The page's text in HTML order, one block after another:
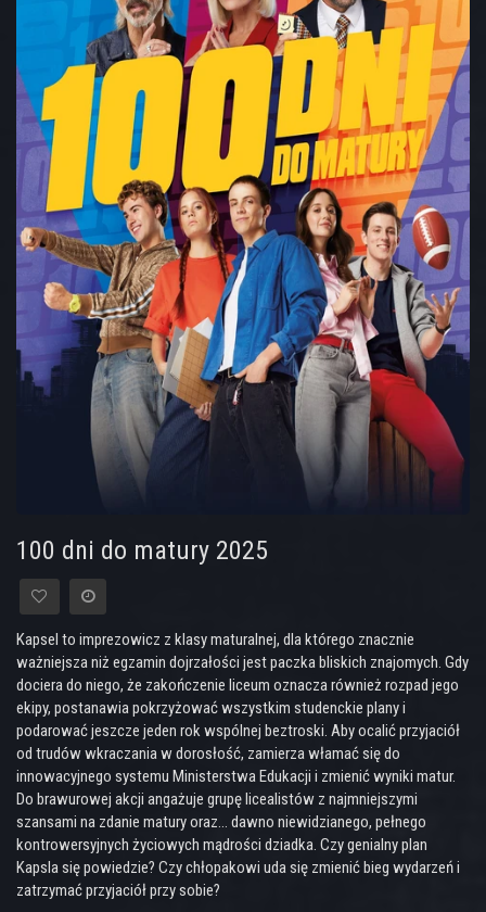
100 dni do matury 2025
Kapsel to imprezowicz z klasy maturalnej, dla którego znacznie
ważniejsza niż egzamin dojrzałości jest paczka bliskich znajomych. Gdy
dociera do niego, że zakończenie liceum oznacza również rozpad jego
ekipy, postanawia pokrzyżować wszystkim studenckie plany i
podarować jeszcze jeden rok wspólnej beztroski. Aby ocalić przyjaciół
od trudów wkraczania w dorosłość, zamierza włamać się do
innowacyjnego systemu Ministerstwa Edukacji i zmienić wyniki matur.
Do brawurowej akcji angażuje grupę licealistów z najmniejszymi
szansami na zdanie matury oraz… dawno niewidzianego, pełnego
kontrowersyjnych życiowych mądrości dziadka. Czy genialny plan
Kapsla się powiedzie? Czy chłopakowi uda się zmienić bieg wydarzeń i
zatrzymać przyjaciół przy sobie?